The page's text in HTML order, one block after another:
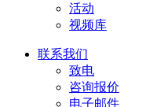
活动
视频库
联系我们
致电
咨询报价
电子邮件